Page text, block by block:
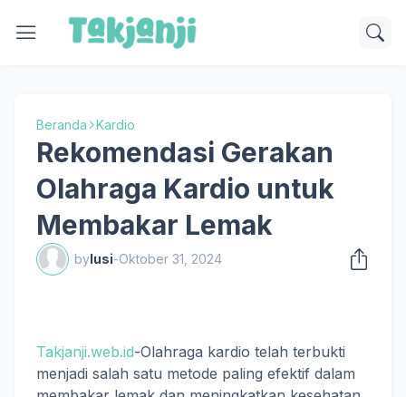
Beranda Kardio
Rekomendasi Gerakan
Olahraga Kardio untuk
Membakar Lemak
bylusi-Oktober 31, 2024
Takjanji.web.id-Olahraga kardio telah terbukti
menjadi salah satu metode paling efektif dalam